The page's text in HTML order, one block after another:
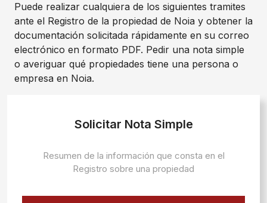
Puede realizar cualquiera de los siguientes tramites
ante el Registro de la propiedad de Noia y obtener la
documentación solicitada rápidamente en su correo
electrónico en formato PDF. Pedir una nota simple
o averiguar qué propiedades tiene una persona o
empresa en Noia.
Solicitar Nota Simple
Resumen de la información que consta en el
Registro sobre una propiedad